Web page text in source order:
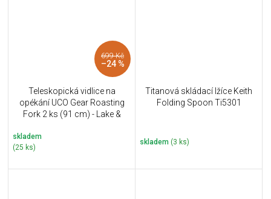
699 Kč
–24 %
Teleskopická vidlice na
opékání UCO Gear Roasting
Fork 2 ks (91 cm) - Lake &
skladem
(25 ks)
Titanová skládací lžíce Keith
Folding Spoon Ti5301
skladem (3 ks)